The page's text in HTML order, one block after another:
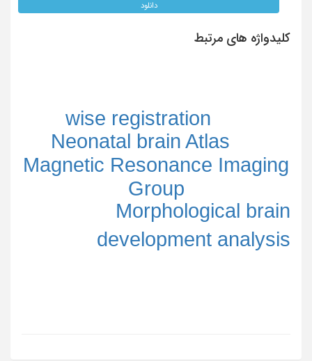
دانلود
کلیدواژه های مرتبط
Group
Magnetic Resonance Imaging
Morphological brain
development analysis
Neonatal brain Atlas
wise registration